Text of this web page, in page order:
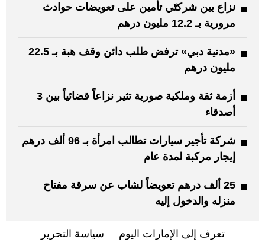
نزاع بين شركتَي تأمين على تعويضات حوادث
مرورية بـ 12.2 مليون درهم
«مدنية دبي» ترفض طلب دائن وقف هبة بـ 22.5
مليون درهم
أزمة ثقة وملكية صورية تثير نزاعاً قضائياً بين 3
أصدقاء
شركة تأجير سيارات تطالب امرأة بـ 96 ألف درهم
إيجار مركبة لمدة عام
25 ألف درهم تعويضاً لشاب عن سرقة مفتاح
منزله والدخول إليه
تعرف إلى الإمارات اليوم سياسة التحرير